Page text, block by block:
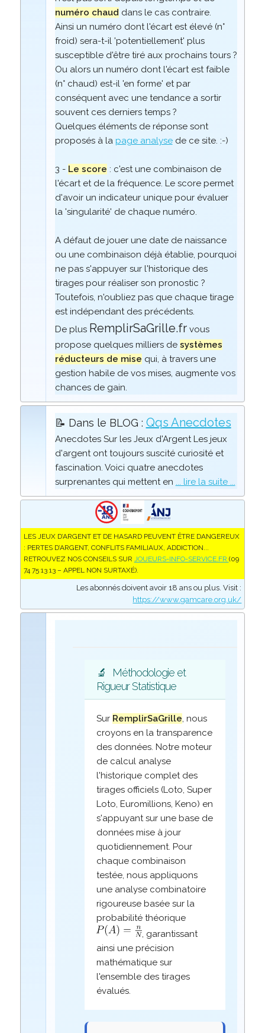
numéro chaud dans le cas contraire.
Ainsi un numéro dont l'écart est élevé (n°
froid) sera-t-il 'potentiellement' plus
susceptible d'être tiré aux prochains tours ?
Ou alors un numéro dont l'écart est faible
(n° chaud) est-il 'en forme' et par
conséquent avec une tendance a sortir
souvent ces derniers temps ?
Quelques éléments de réponse sont
proposés à la page analysede ce site. :-)
3 - Le score : c'est une combinaison de
l'écart et de la fréquence. Le score permet
d'avoir un indicateur unique pour évaluer
la 'singularité' de chaque numéro.
A défaut de jouer une date de naissance
ou une combinaison déjà établie, pourquoi
ne pas s'appuyer sur l'historique des
tirages pour réaliser son pronostic ?
Toutefois, n'oubliez pas que chaque tirage
est indépendant des précédents.
De plus RemplirSaGrille.frvous
propose quelques milliers de systèmes
réducteurs de mise qui, à travers une
gestion habile de vos mises, augmente vos
chances de gain.
📝 Dans le BLOG : Qqs Anecdotes
Anecdotes Sur les Jeux d'Argent Les jeux
d'argent ont toujours suscité curiosité et
fascination. Voici quatre anecdotes
surprenantes qui mettent en ... lire la suite ...
LES JEUX D’ARGENT ET DE HASARD PEUVENT ÊTRE DANGEREUX
: PERTES D’ARGENT, CONFLITS FAMILIAUX, ADDICTION...
RETROUVEZ NOS CONSEILS SUR JOUEURS-INFO-SERVICE.FR (09
74 75 13 13 – APPEL NON SURTAXÉ).
Les abonnés doivent avoir 18 ans ou plus. Visit :
https://www.gamcare.org.uk/
🔬
Méthodologie et
Rigueur Statistique
Sur RemplirSaGrille, nous
croyons en la transparence
des données. Notre moteur
de calcul analyse
l'historique complet des
tirages officiels (Loto, Super
Loto, Euromillions, Keno) en
s'appuyant sur une base de
données mise à jour
quotidiennement. Pour
chaque combinaison
testée, nous appliquons
une analyse combinatoire
rigoureuse basée sur la
probabilité théorique
, garantissant
ainsi une précision
mathématique sur
l'ensemble des tirages
évalués.